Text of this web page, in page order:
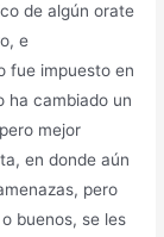
de algún orate
e
fue impuesto en
ha cambiado un
mejor
en donde aún
pero
buenos, se les